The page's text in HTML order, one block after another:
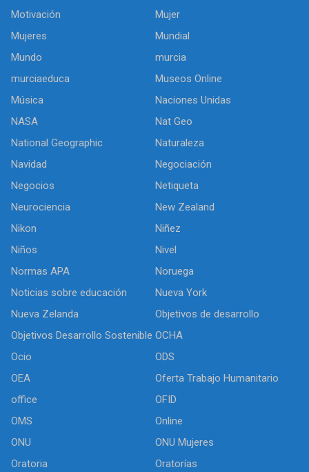
Motivación
Mujer
Mujeres
Mundial
Mundo
murcia
murciaeduca
Museos Online
Música
Naciones Unidas
NASA
Nat Geo
National Geographic
Naturaleza
Navidad
Negociación
Negocios
Netiqueta
Neurociencia
New Zealand
Nikon
Niñez
Niños
Nivel
Normas APA
Noruega
Noticias sobre educación
Nueva York
Nueva Zelanda
Objetivos de desarrollo
Objetivos Desarrollo Sostenible OCHA
Ocio
ODS
OEA
Oferta Trabajo Humanitario
office
OFID
OMS
Online
ONU
ONU Mujeres
Oratoria
Oratorías